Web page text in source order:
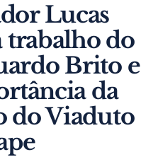
Lucas
trabalho do
Brito e
da
do Viaduto